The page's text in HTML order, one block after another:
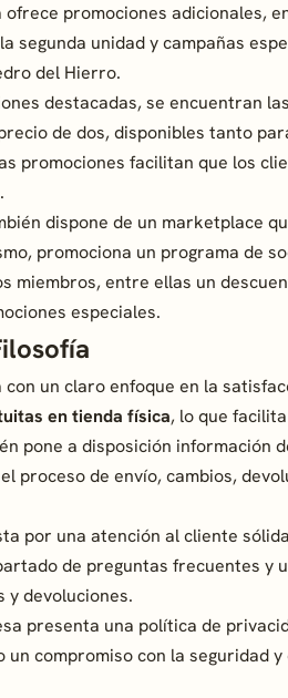
promociones adicionales,
segunda unidad y campañas
del Hierro.
destacadas, se encuentran
de dos, disponibles tanto
promociones facilitan que los
dispone de un marketplace
promociona un programa de
miembros, entre ellas un
especiales.
un claro enfoque en la
en tienda física, lo que
pone a disposición información
proceso de envío, cambios,
por una atención al cliente
de preguntas frecuentes y
y devoluciones.
presenta una política de
un compromiso con la seguridad